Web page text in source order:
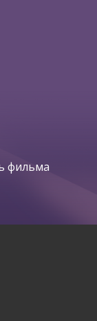
фильма